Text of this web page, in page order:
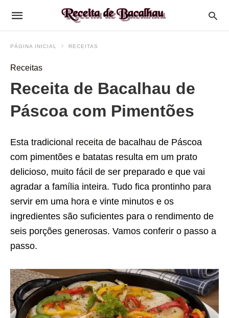
PÁGINA INICIAL RECEITAS
Receitas
Receita de Bacalhau de
Páscoa com Pimentões
Esta tradicional receita de bacalhau de Páscoa
com pimentões e batatas resulta em um prato
delicioso, muito fácil de ser preparado e que vai
agradar a família inteira. Tudo fica prontinho para
servir em uma hora e vinte minutos e os
ingredientes são suficientes para o rendimento de
seis porções generosas. Vamos conferir o passo a
passo.